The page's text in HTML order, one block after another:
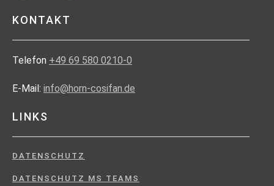
KONTAKT
Telefon +49 69 580 0210-0
E-Mail: info@horn-cosifan.de
LINKS
DATENSCHUTZ
DATENSCHUTZ MS TEAMS